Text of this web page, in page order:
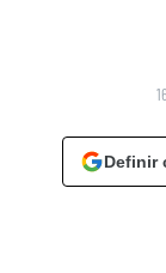
Definir